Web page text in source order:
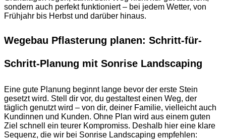
sondern auch perfekt funktioniert – bei jedem Wetter, von
Frühjahr bis Herbst und darüber hinaus.
Wegebau Pflasterung planen: Schritt-für-
Schritt-Planung mit Sonrise Landscaping
Eine gute Planung beginnt lange bevor der erste Stein
gesetzt wird. Stell dir vor, du gestaltest einen Weg, der
täglich genutzt wird – von dir, deiner Familie, vielleicht auch
Kundinnen und Kunden. Ohne Plan wird aus einem guten
Ziel schnell ein teurer Kompromiss. Deshalb hier eine klare
Sequenz, die wir bei Sonrise Landscaping empfehlen: